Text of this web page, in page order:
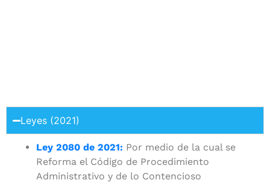
Leyes (2021)
Ley 2080 de 2021: Por medio de la cual se
Reforma el Código de Procedimiento
Administrativo y de lo Contencioso